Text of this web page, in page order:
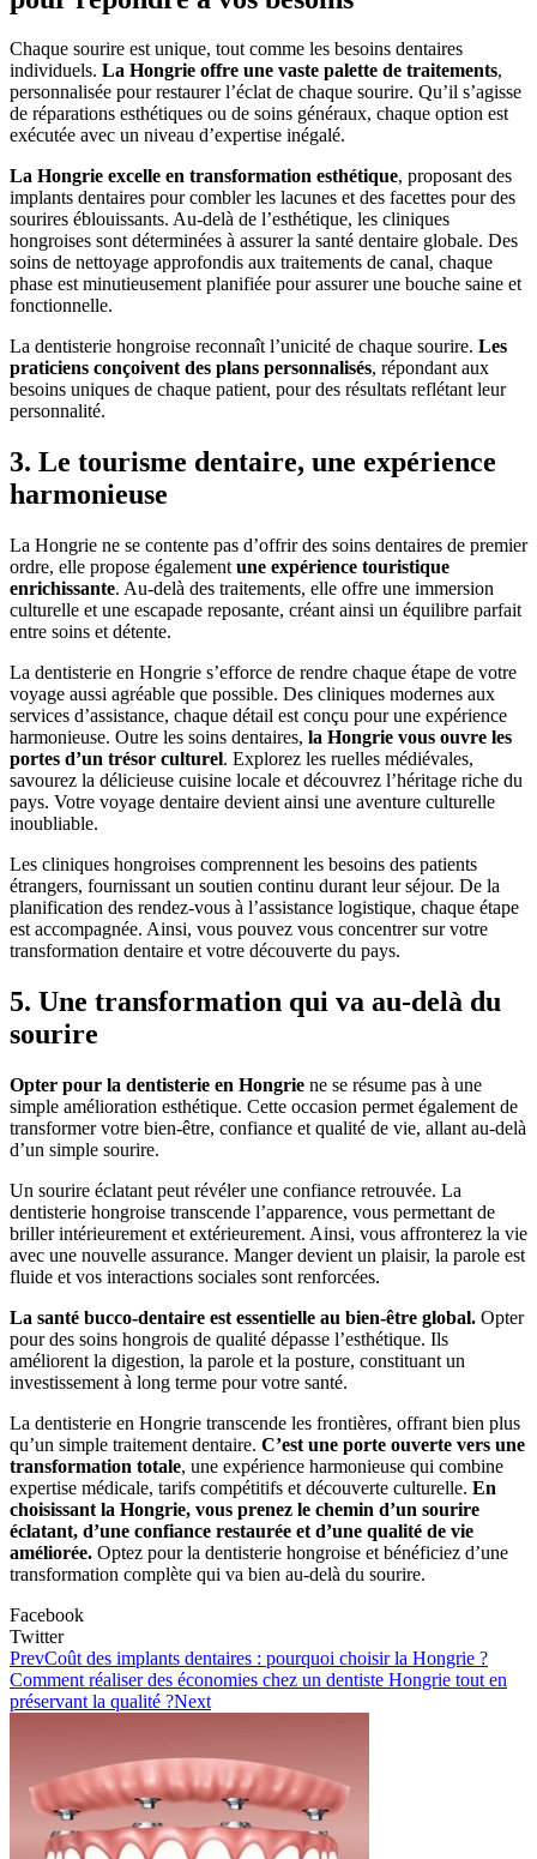
Chaque sourire est unique, tout comme les besoins dentaires
individuels. La Hongrie offre une vaste palette de traitements,
personnalisée pour restaurer l’éclat de chaque sourire. Qu’il s’agisse
de réparations esthétiques ou de soins généraux, chaque option est
exécutée avec un niveau d’expertise inégalé.
La Hongrie excelle en transformation esthétique, proposant des
implants dentaires pour combler les lacunes et des facettes pour des
sourires éblouissants. Au-delà de l’esthétique, les cliniques
hongroises sont déterminées à assurer la santé dentaire globale. Des
soins de nettoyage approfondis aux traitements de canal, chaque
phase est minutieusement planifiée pour assurer une bouche saine et
fonctionnelle.
La dentisterie hongroise reconnaît l’unicité de chaque sourire. Les
praticiens conçoivent des plans personnalisés, répondant aux
besoins uniques de chaque patient, pour des résultats reflétant leur
personnalité.
3. Le tourisme dentaire, une expérience
harmonieuse
La Hongrie ne se contente pas d’offrir des soins dentaires de premier
ordre, elle propose également une expérience touristique
enrichissante. Au-delà des traitements, elle offre une immersion
culturelle et une escapade reposante, créant ainsi un équilibre parfait
entre soins et détente.
La dentisterie en Hongrie s’efforce de rendre chaque étape de votre
voyage aussi agréable que possible. Des cliniques modernes aux
services d’assistance, chaque détail est conçu pour une expérience
harmonieuse. Outre les soins dentaires, la Hongrie vous ouvre les
portes d’un trésor culturel. Explorez les ruelles médiévales,
savourez la délicieuse cuisine locale et découvrez l’héritage riche du
pays. Votre voyage dentaire devient ainsi une aventure culturelle
inoubliable.
Les cliniques hongroises comprennent les besoins des patients
étrangers, fournissant un soutien continu durant leur séjour. De la
planification des rendez-vous à l’assistance logistique, chaque étape
est accompagnée. Ainsi, vous pouvez vous concentrer sur votre
transformation dentaire et votre découverte du pays.
5. Une transformation qui va au-delà du
sourire
Opter pour la dentisterie en Hongrie ne se résume pas à une
simple amélioration esthétique. Cette occasion permet également de
transformer votre bien-être, confiance et qualité de vie, allant au-delà
d’un simple sourire.
Un sourire éclatant peut révéler une confiance retrouvée. La
dentisterie hongroise transcende l’apparence, vous permettant de
briller intérieurement et extérieurement. Ainsi, vous affronterez la vie
avec une nouvelle assurance. Manger devient un plaisir, la parole est
fluide et vos interactions sociales sont renforcées.
La santé bucco-dentaire est essentielle au bien-être global. Opter
pour des soins hongrois de qualité dépasse l’esthétique. Ils
améliorent la digestion, la parole et la posture, constituant un
investissement à long terme pour votre santé.
La dentisterie en Hongrie transcende les frontières, offrant bien plus
qu’un simple traitement dentaire. C’est une porte ouverte vers une
transformation totale, une expérience harmonieuse qui combine
expertise médicale, tarifs compétitifs et découverte culturelle. En
choisissant la Hongrie, vous prenez le chemin d’un sourire
éclatant, d’une confiance restaurée et d’une qualité de vie
améliorée. Optez pour la dentisterie hongroise et bénéficiez d’une
transformation complète qui va bien au-delà du sourire.
Facebook
Twitter
PrevCoût des implants dentaires : pourquoi choisir la Hongrie ?
Comment réaliser des économies chez un dentiste Hongrie tout en
préservant la qualité ?Next